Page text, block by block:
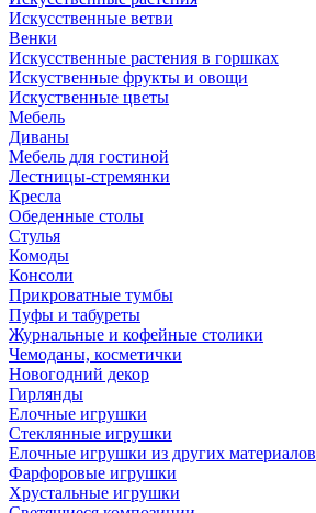
Искусственные ветви
Венки
Искусственные растения в горшках
Искуственные фрукты и овощи
Искуственные цветы
Мебель
Диваны
Мебель для гостиной
Лестницы-стремянки
Кресла
Обеденные столы
Стулья
Комоды
Консоли
Прикроватные тумбы
Пуфы и табуреты
Журнальные и кофейные столики
Чемоданы, косметички
Новогодний декор
Гирлянды
Елочные игрушки
Стеклянные игрушки
Елочные игрушки из других материалов
Фарфоровые игрушки
Хрустальные игрушки